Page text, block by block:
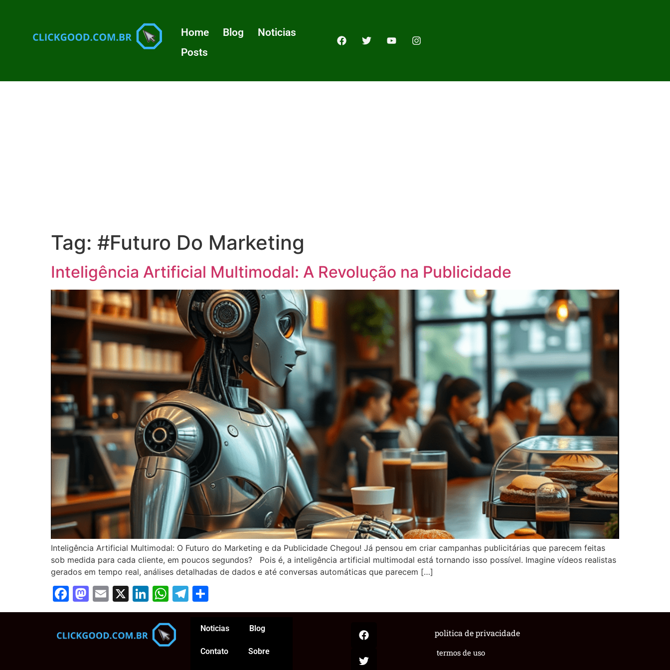
Home Blog
Noticias
Posts
Tag: #Futuro Do Marketing
Inteligência Artificial Multimodal: A Revolução na Publicidade
Inteligência Artificial Multimodal: O Futuro do Marketing e da Publicidade Chegou! Já pensou em criar campanhas publicitárias que parecem feitas
sob medida para cada cliente, em poucos segundos? Pois é, a inteligência artificial multimodal está tornando isso possível. Imagine vídeos realistas
gerados em tempo real, análises detalhadas de dados e até conversas automáticas que parecem […]
Facebook
Mastodon
Email
X LinkedIn
WhatsApp
Telegram
Noticias Blog
Contato Sobre termos de uso
politica de privacidade